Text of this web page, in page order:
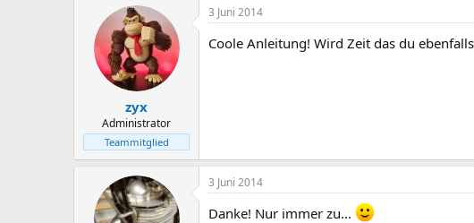
zyx
Administrator
Teammitglied
3 Juni 2014
Coole Anleitung! Wird Zeit das du
3 Juni 2014
Danke! Nur immer zu...